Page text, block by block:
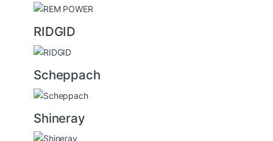
RIDGID
Scheppach
Shineray